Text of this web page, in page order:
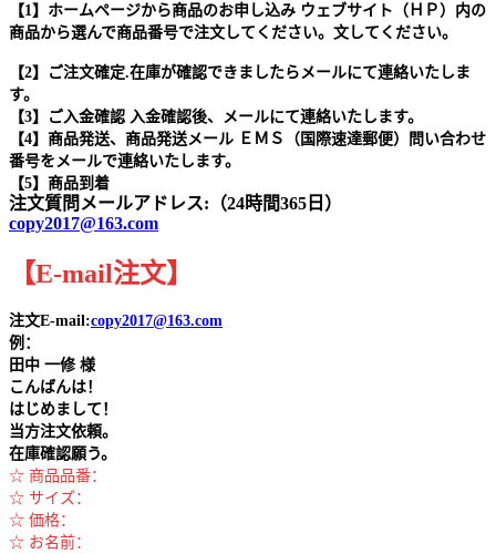
【1】ホームページから商品のお申し込み ウェブサイト（ＨＰ）内の
商品から選んで商品番号で注文してください。文してください。
【2】ご注文確定.在庫が確認できましたらメールにて連絡いたしま
す。
【3】ご入金確認 入金確認後、メールにて連絡いたします。
【4】商品発送、商品発送メール ＥＭＳ（国際速達郵便）問い合わせ
番号をメールで連絡いたします。
【5】商品到着
注文質問メールアドレス:（24時間365日）
copy2017@163.com
【E-mail注文】
注文E-mail:copy2017@163.com
例：
田中 一修 様
こんばんは！
はじめまして！
当方注文依頼。
在庫確認願う。
☆ 商品品番：
☆ サイズ：
☆ 価格：
☆ お名前：